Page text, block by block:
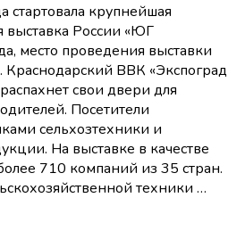
стартовала крупнейшая
выставка России «ЮГ
место проведения выставки
Краснодарский ВВК «Экспоград
свои двери для
Посетители
сельхозтехники и
На выставке в качестве
710 компаний из 35 стран.
техники …